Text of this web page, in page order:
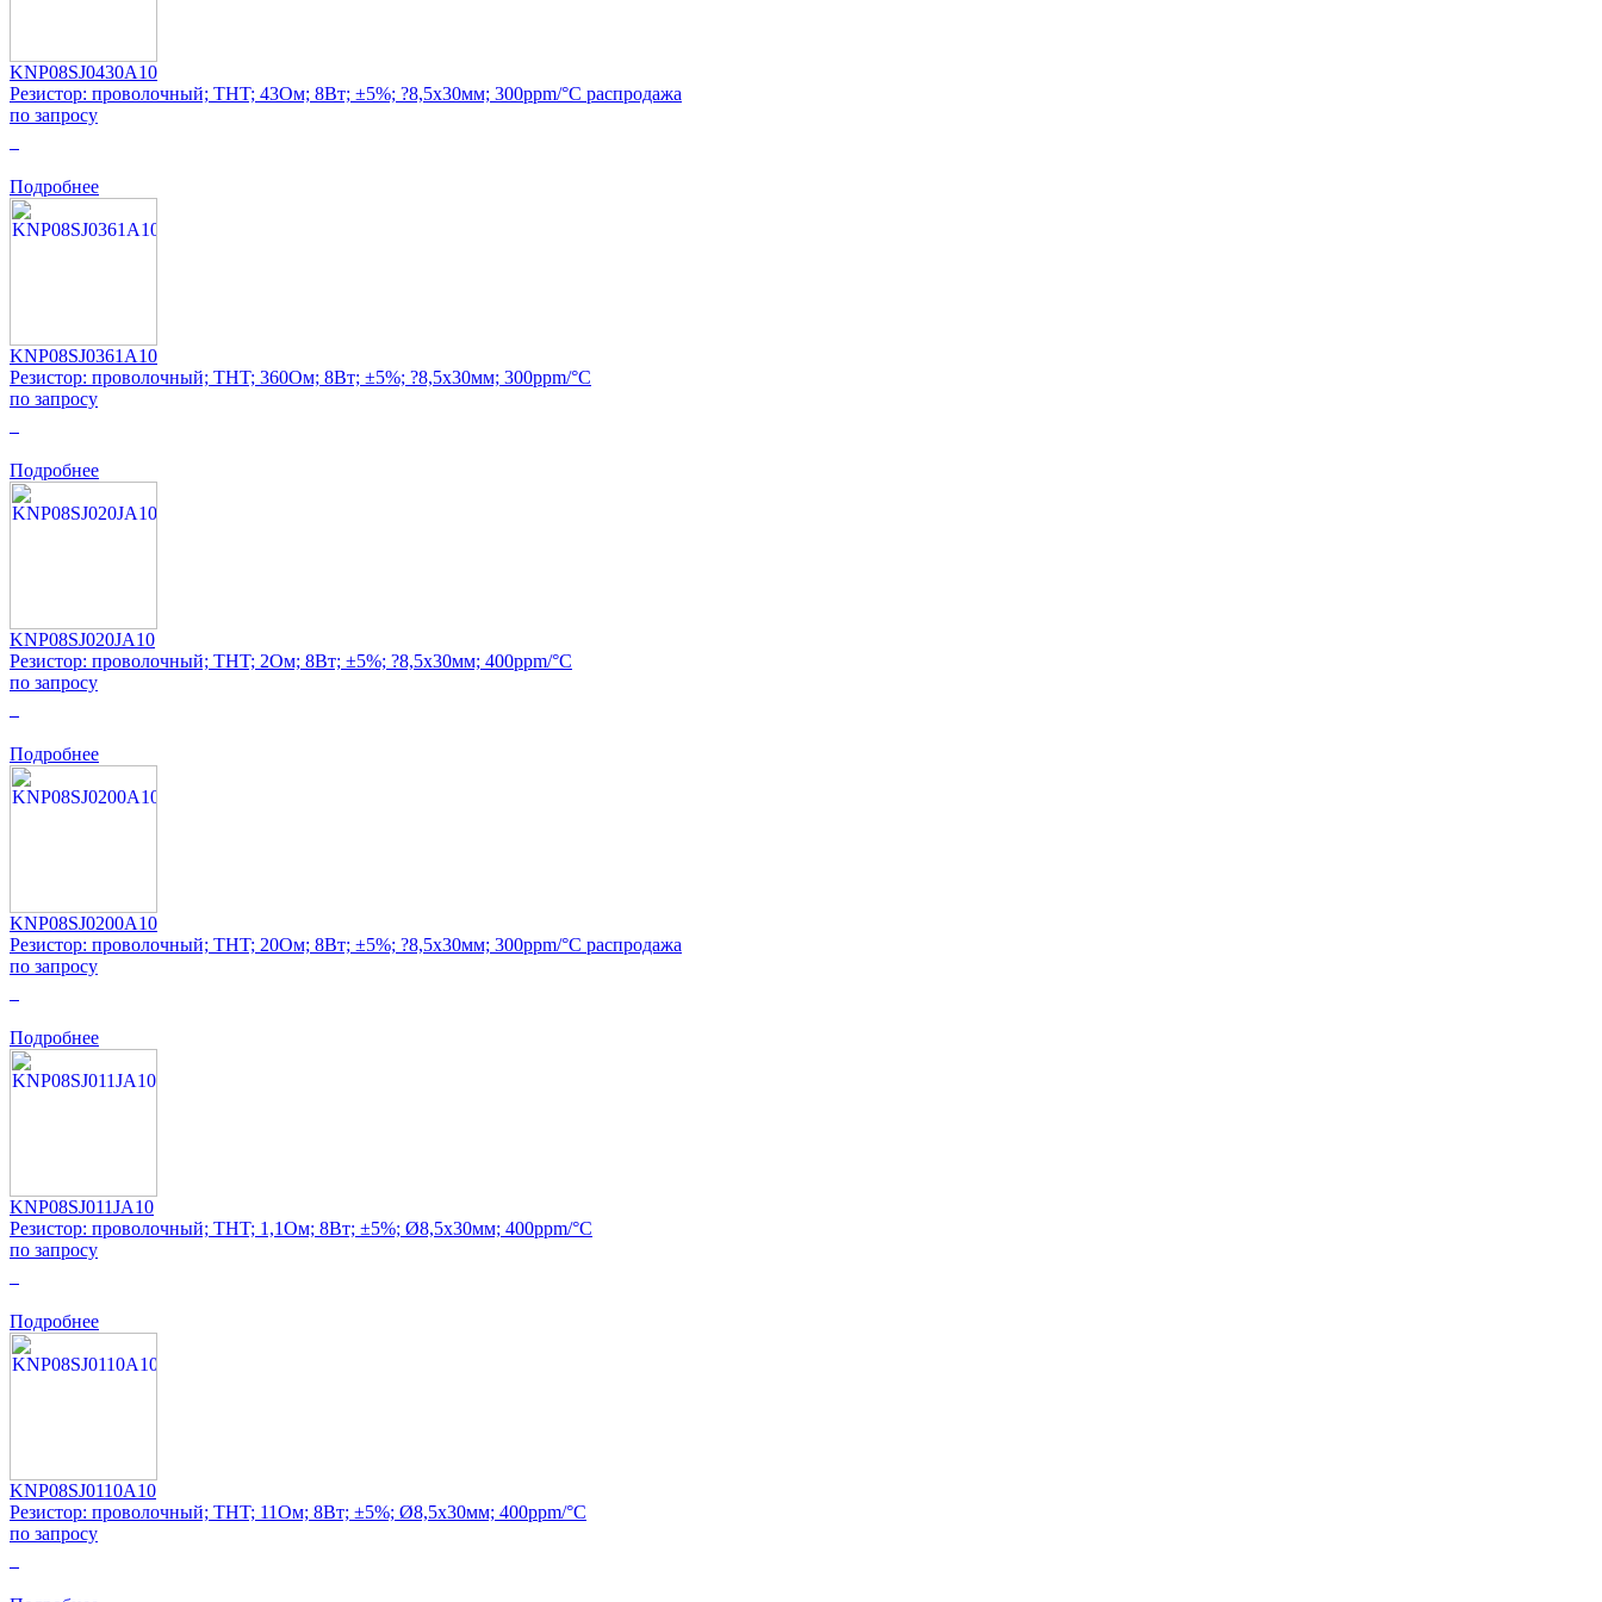
KNP08SJ0430A10
Резистор: проволочный; THT; 43Ом; 8Вт; ±5%; ?8,5x30мм; 300ppm/°C распродажа
по запросу
Подробнее
KNP08SJ0361A10
Резистор: проволочный; THT; 360Ом; 8Вт; ±5%; ?8,5x30мм; 300ppm/°C
по запросу
Подробнее
KNP08SJ020JA10
Резистор: проволочный; THT; 2Ом; 8Вт; ±5%; ?8,5x30мм; 400ppm/°C
по запросу
Подробнее
KNP08SJ0200A10
Резистор: проволочный; THT; 20Ом; 8Вт; ±5%; ?8,5x30мм; 300ppm/°C распродажа
по запросу
Подробнее
KNP08SJ011JA10
Резистор: проволочный; THT; 1,1Ом; 8Вт; ±5%; Ø8,5x30мм; 400ppm/°C
по запросу
Подробнее
KNP08SJ0110A10
Резистор: проволочный; THT; 11Ом; 8Вт; ±5%; Ø8,5x30мм; 400ppm/°C
по запросу